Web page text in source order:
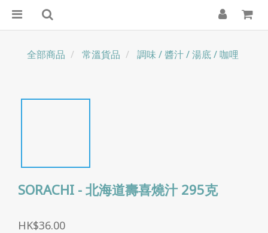
全部商品 常溫貨品 調味 / 醬汁 / 湯底 / 咖哩
SORACHI - 北海道壽喜燒汁 295克
HK$36.00